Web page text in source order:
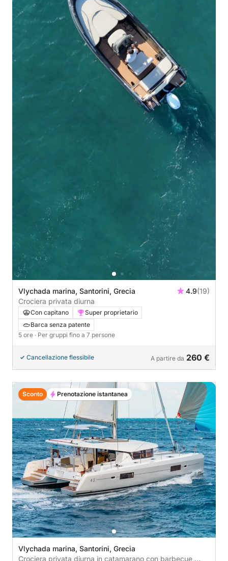
Vlychada marina, Santorini, Grecia 4.9(19)
Crociera privata diurna
Con capitano
Super proprietario
Barca senza patente
5 ore · Per gruppi fino a 7 persone
Cancellazione flessibile A partire da 260 €
Vlychada marina, Santorini, Grecia
Crociera privata diurna in catamarano con barbecue,
Sconto Prenotazione istantanea